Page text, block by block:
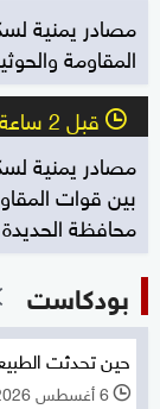
مصادر يمنية
المقاومة
l قبل 2 ساعة
مصادر يمنية
بين قوات
محافظة الحديدة
بودكاست
حين تحدثت
l 6 أغسطس 2026